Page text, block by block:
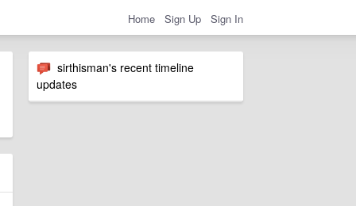
Home Sign Up Sign In
sirthisman's recent timeline
updates